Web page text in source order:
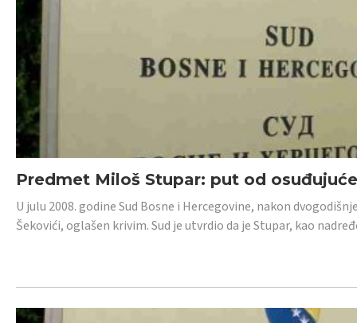
Predmet Miloš Stupar: put od
U julu 2008. godine Sud Bosne i Hercegovine, nakon
Šekovići, oglašen krivim. Sud je utvrdio da je Stupar, kao